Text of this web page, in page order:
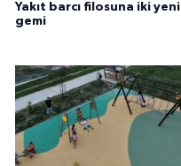
Yakıt barcı filosuna iki yeni
gemi